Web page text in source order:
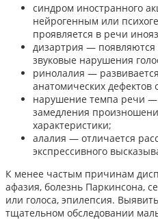
синдром иностранного
нейрогенным или
проявляется в речи
дизартрия —
звуковые нарушения
ринолалия —
анатомических дефектов
нарушение темпа речи —
замедления
характеристики;
алалия — отличается
экспрессивного
К менее частым причинам
афазия, болезнь Паркинсона,
или голоса, эпилепсия.
тщательном обследовании